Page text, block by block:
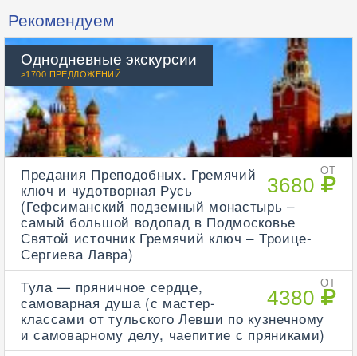
Рекомендуем
Однодневные экскурсии
>1700 ПРЕДЛОЖЕНИЙ
ОТ
3680
Предания Преподобных. Гремячий
ключ и чудотворная Русь
(Гефсиманский подземный монастырь –
самый большой водопад в Подмосковье
Святой источник Гремячий ключ – Троице-
Сергиева Лавра)
ОТ
4380
Тула — пряничное сердце,
самоварная душа (с мастер-
классами от тульского Левши по кузнечному
и самоварному делу, чаепитие с пряниками)